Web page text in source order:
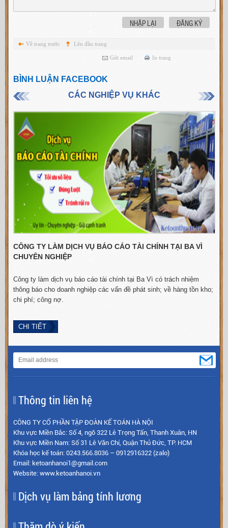
ĐĂNG KÝ
NHẬP LẠI
Về trang trước Lên đầu trang
Gửi email In trang
BÌNH LUẬN FACEBOOK
CÁC NGHIỆP VỤ KHÁC
CÔNG TY LÀM DỊCH VỤ BÁO CÁO TÀI CHÍNH TẠI BA VÌ
CHUYÊN NGHIỆP
Công ty làm dịch vụ báo cáo tài chính tại Ba Vì có trách nhiệm
thông báo cho doanh nghiệp các vấn đề phát sinh; về hàng tồn kho;
chi phí; công nợ.
CHI TIẾT
Thông tin liên hệ
CÔNG TY CỔ PHẦN TẬP ĐOÀN KẾ TOÁN HÀ NỘI
Khu vực Miền Bắc: Số 4, ngõ 322 Lê Trọng Tấn, Thanh Xuân, HN
Khu vực Miền Nam: Số 31 Lê Văn Chí, Quận Thủ Đức, TP. HCM
Khóa học kế toán: 0243.566.8036 – 0912916322 (zalo)
Email: ketoanhanoi1@gmail.com
Website: www.ketoanhanoi.vn
Dịch vụ làm bảng tính lương